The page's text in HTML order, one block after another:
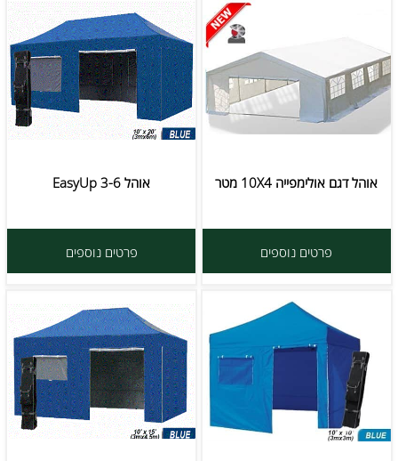
אוהל דגם אולימפייה 10X4 מטר
פרטים נוספים
אוהל EasyUp 3-6
פרטים נוספים